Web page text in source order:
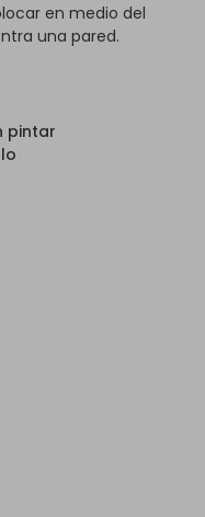
en medio del
una pared.
pintar